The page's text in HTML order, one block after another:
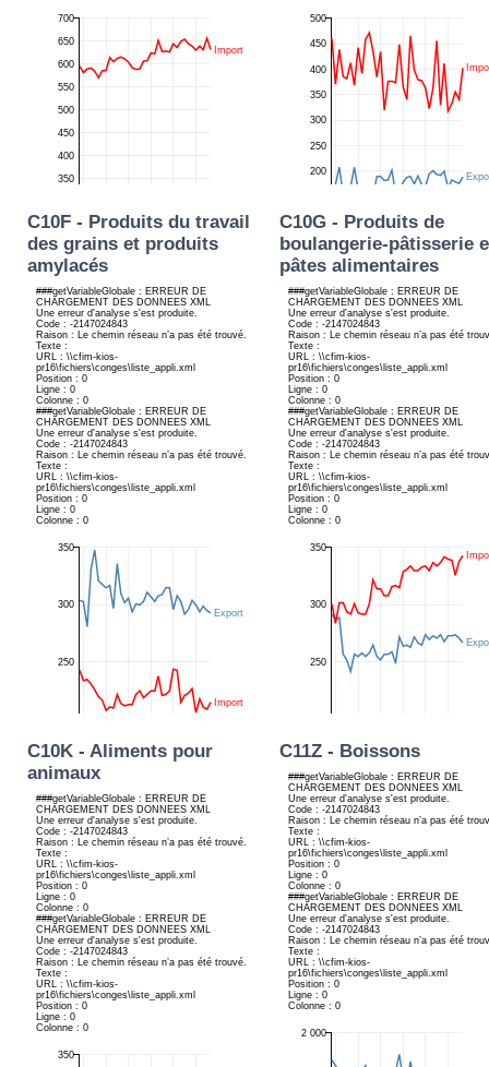
C10F - Produits du travail
des grains et produits
amylacés
C10G - Produits de
boulangerie-pâtisserie
pâtes alimentaires
C10K - Aliments pour
animaux
C11Z - Boissons